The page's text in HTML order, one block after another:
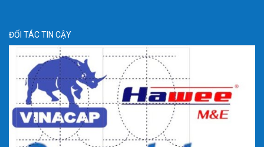
khoá an toàn cửa tủ rack
ĐỐI TÁC TIN CẬY